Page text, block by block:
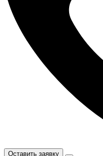
Оставить заявку